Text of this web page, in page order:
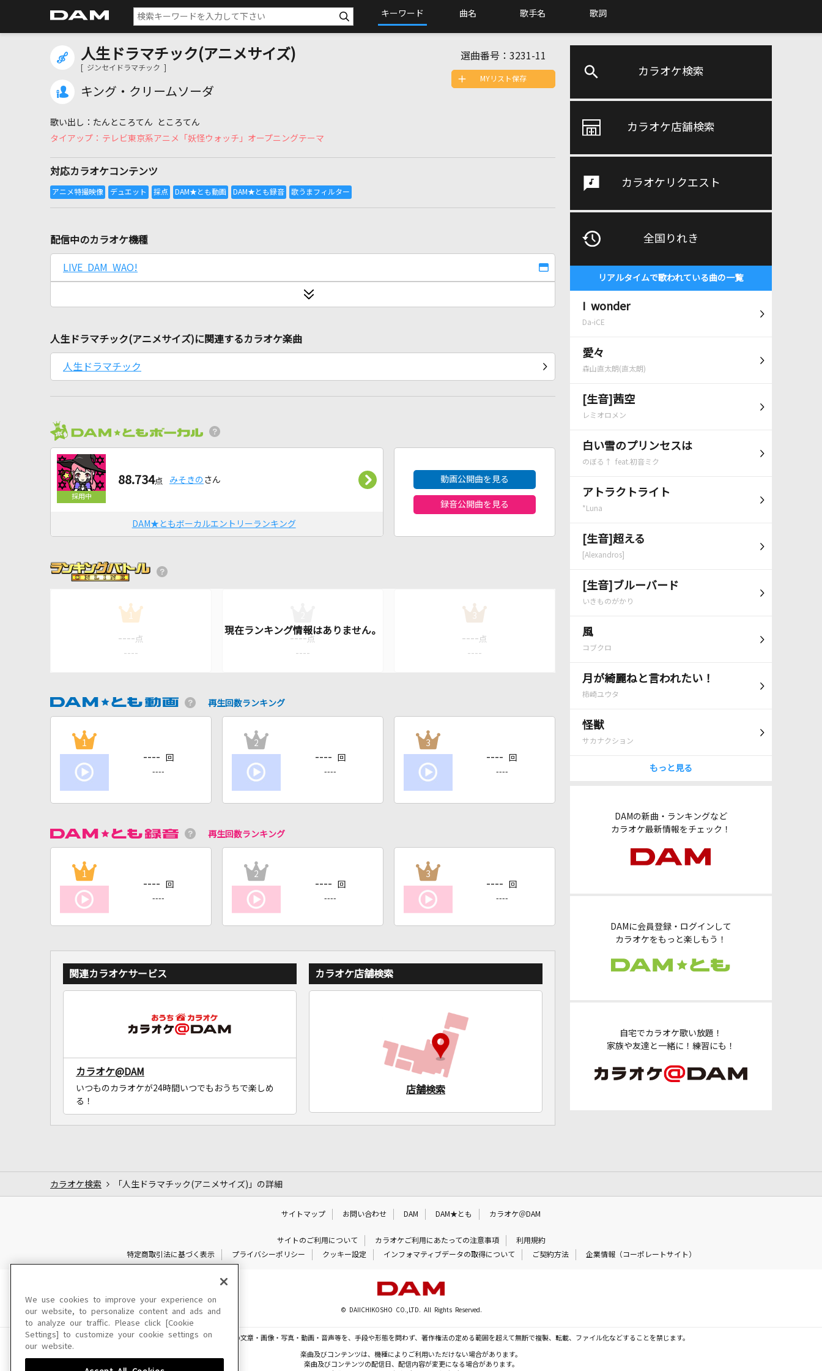
キーワード 曲名 歌手名 歌詞
カラオケ検索
カラオケ店舗検索
カラオケリクエスト
全国りれき
リアルタイムで歌われている曲の一覧
I wonder
Da-iCE
愛々
森山直太朗(直太朗)
[生音]茜空
レミオロメン
白い雪のプリンセスは
のぼる↑ feat.初音ミク
アトラクトライト
*Luna
[生音]超える
[Alexandros]
[生音]ブルーバード
いきものがかり
風
コブクロ
月が綺麗ねと言われたい！
柿崎ユウタ
怪獣
サカナクション
もっと見る
DAMの新曲・ランキングなど
カラオケ最新情報をチェック！
DAMに会員登録・ログインして
カラオケをもっと楽しもう！
自宅でカラオケ歌い放題！
家族や友達と一緒に！練習にも！
人生ドラマチック(アニメサイズ)
[ ジンセイドラマチック ]
キング・クリームソーダ
選曲番号： 3231-11
たんところてん ところてん
テレビ東京系アニメ「妖怪ウォッチ」オープニングテーマ
対応カラオケコンテンツ
MYリスト保存
配信中のカラオケ機種
LIVE DAM WAO!
人生ドラマチック(アニメサイズ)に関連するカラオケ楽曲
人生ドラマチック
88.734点 みそきの さん
DAM★ともボーカルエントリーランキング
動画公開曲を見る
録音公開曲を見る
1
---- 点
----
---- 点
----
3
---- 点
----
再生回数ランキング
1
---- 回
----
2
---- 回
----
3
---- 回
----
再生回数ランキング
1
---- 回
----
2
---- 回
----
3
---- 回
----
関連カラオケサービス
カラオケ@DAM
いつものカラオケが24時間いつでもおうちで楽しめ
る！
カラオケ店舗検索
店舗検索
カラオケ検索 「人生ドラマチック(アニメサイズ)」の詳細
サイトマップ お問い合わせ DAM DAM★とも カラオケ＠DAM
サイトのご利用について カラオケご利用にあたっての注意事項
利用規約
特定商取引法に基づく表示
プライバシーポリシー クッキー設定 インフォマティブデータの取得について ご契約方法 企業情報（コーポレートサイト）
© DAIICHIKOSHO CO.,LTD. All Rights Reserved.
このサイトに掲載されている一切の文章・画像・写真・動画・音声等を、手段や形態を問わず、著作権法の定める範囲を超えて無断で複製、転載、ファイル化などすることを禁じます。
楽曲及びコンテンツは、機種によりご利用いただけない場合があります。
楽曲及びコンテンツの配信日、配信内容が変更になる場合があります。
We use cookies to improve your experience on
our website, to personalize content and ads and
to analyze our traffic. Please click [Cookie
Settings] to customize your cookie settings on
our website.